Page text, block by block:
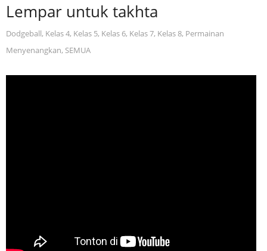
Lempar untuk takhta
Dodgeball, Kelas 4, Kelas 5, Kelas 6, Kelas 7, Kelas 8, Permainan
Menyenangkan, SEMUA